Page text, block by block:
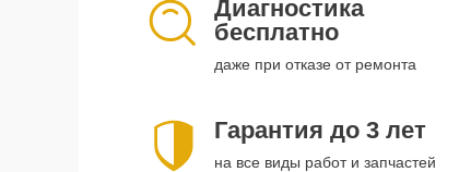
Диагностика
бесплатно
даже при отказе от ремонта
Гарантия до 3 лет
на все виды работ и запчастей